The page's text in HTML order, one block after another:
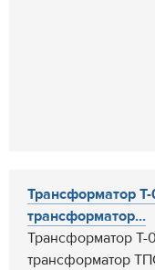
Трансформатор
трансформатор...
Трансформатор
трансформатор